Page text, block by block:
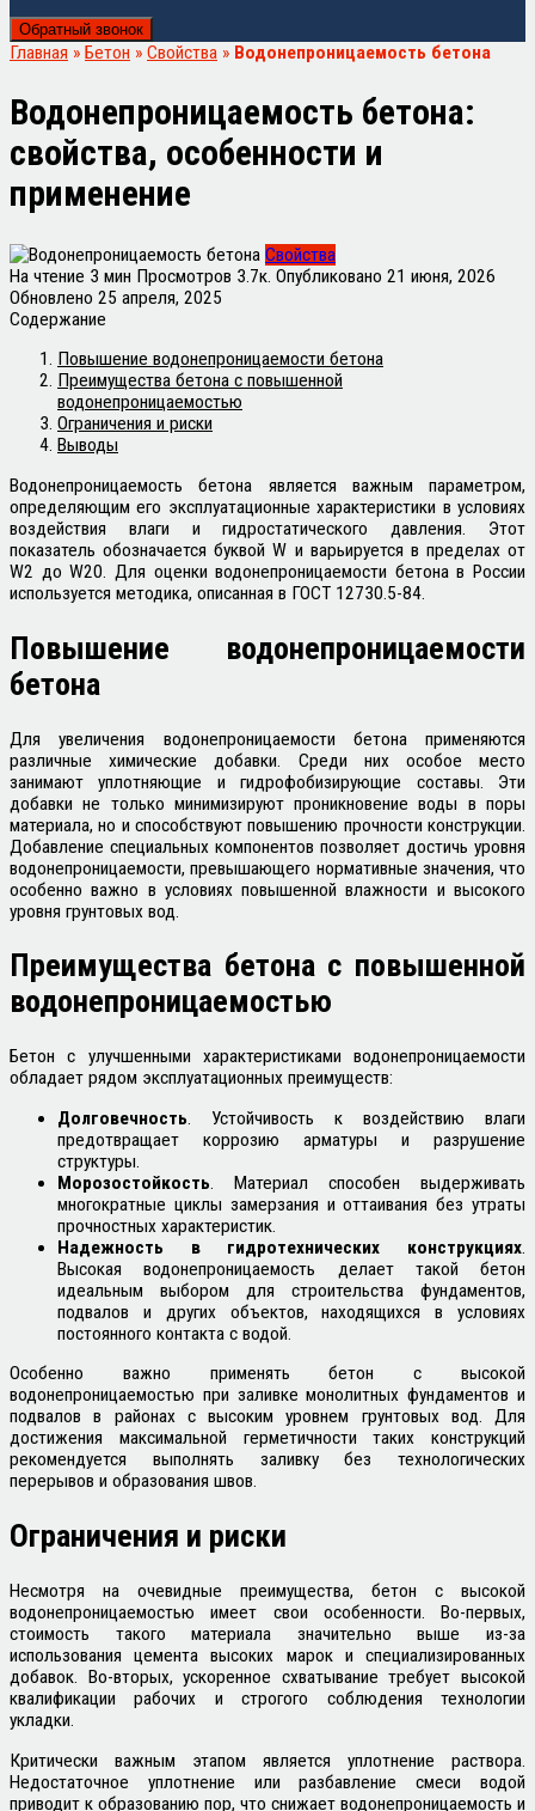
Обратный звонок
Главная » Бетон » Свойства » Водонепроницаемость бетона
Водонепроницаемость бетона:
свойства, особенности и
применение
Свойства
На чтение 3 мин Просмотров 3.7к. Опубликовано 21 июня, 2026
Обновлено 25 апреля, 2025
Содержание
Повышение водонепроницаемости бетона
Преимущества бетона с повышенной
водонепроницаемостью
Ограничения и риски
Выводы
Водонепроницаемость бетона является важным параметром,
определяющим его эксплуатационные характеристики в условиях
воздействия влаги и гидростатического давления. Этот
показатель обозначается буквой W и варьируется в пределах от
W2 до W20. Для оценки водонепроницаемости бетона в России
используется методика, описанная в ГОСТ 12730.5-84.
Повышение водонепроницаемости
бетона
Для увеличения водонепроницаемости бетона применяются
различные химические добавки. Среди них особое место
занимают уплотняющие и гидрофобизирующие составы. Эти
добавки не только минимизируют проникновение воды в поры
материала, но и способствуют повышению прочности конструкции.
Добавление специальных компонентов позволяет достичь уровня
водонепроницаемости, превышающего нормативные значения, что
особенно важно в условиях повышенной влажности и высокого
уровня грунтовых вод.
Преимущества бетона с повышенной
водонепроницаемостью
Бетон с улучшенными характеристиками водонепроницаемости
обладает рядом эксплуатационных преимуществ:
Долговечность. Устойчивость к воздействию влаги
предотвращает коррозию арматуры и разрушение
структуры.
Морозостойкость. Материал способен выдерживать
многократные циклы замерзания и оттаивания без утраты
прочностных характеристик.
Надежность в гидротехнических конструкциях.
Высокая водонепроницаемость делает такой бетон
идеальным выбором для строительства фундаментов,
подвалов и других объектов, находящихся в условиях
постоянного контакта с водой.
Особенно важно применять бетон с высокой
водонепроницаемостью при заливке монолитных фундаментов и
подвалов в районах с высоким уровнем грунтовых вод. Для
достижения максимальной герметичности таких конструкций
рекомендуется выполнять заливку без технологических
перерывов и образования швов.
Ограничения и риски
Несмотря на очевидные преимущества, бетон с высокой
водонепроницаемостью имеет свои особенности. Во-первых,
стоимость такого материала значительно выше из-за
использования цемента высоких марок и специализированных
добавок. Во-вторых, ускоренное схватывание требует высокой
квалификации рабочих и строгого соблюдения технологии
укладки.
Критически важным этапом является уплотнение раствора.
Недостаточное уплотнение или разбавление смеси водой
приводит к образованию пор, что снижает водонепроницаемость и